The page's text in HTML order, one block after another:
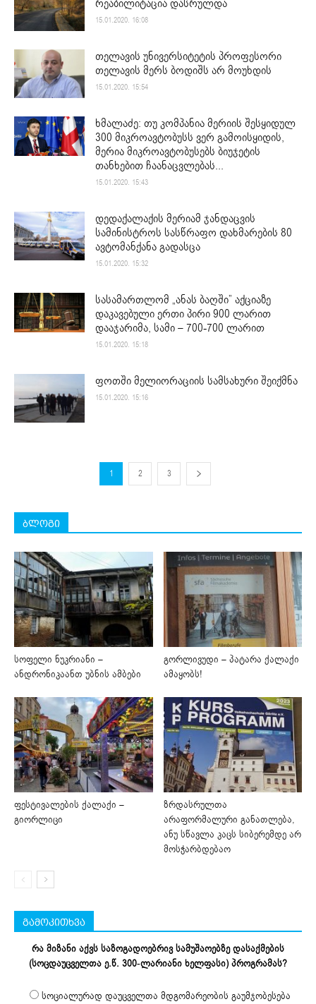
რეაბილიტაცია დასრულდა
15.01.2020. 16:08
თელავის უნივერსიტეტის პროფესორი
თელავის მერს ბოდიშს არ მოუხდის
15.01.2020. 15:54
ხმალაძე: თუ კომპანია მერიის შესყიდულ
300 მიკროავტობუსს ვერ გამოისყიდის,
მერია მიკროავტობუსებს ბიუჯეტის
თანხებით ჩაანაცვლებას...
15.01.2020. 15:43
დედაქალაქის მერიამ ჯანდაცვის
სამინისტროს სასწრაფო დახმარების 80
ავტომანქანა გადასცა
15.01.2020. 15:32
სასამართლომ „ანას ბაღში” აქციაზე
დაკავებული ერთი პირი 900 ლარით
დააჯარიმა, სამი – 700-700 ლარით
15.01.2020. 15:18
ფოთში მელიორაციის სამსახური შეიქმნა
15.01.2020. 15:16
1 2 3
ბლოგი
სოფელი ნუკრიანი –
ანდრონიკაანთ უბნის ამბები
გორლივუდი – პატარა ქალაქი
ამაყობს!
ფესტივალების ქალაქი –
გიორლიცი
ზრდასრულთა
არაფორმალური განათლება,
ანუ სწავლა კაცს სიბერემდე არ
მოსჭარბდებაო
გამოკითხვა
რა მიზანი აქვს საზოგადოებრივ სამუშაოებზე დასაქმების
(სოცდაუცველთა ე.წ. 300-ლარიანი ხელფასი) პროგრამას?
სოციალურად დაუცველთა მდგომარეობის გაუმჯობესება